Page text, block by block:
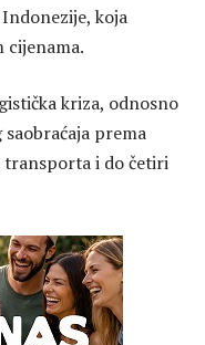
koja
cijenama.
kriza, odnosno
prema
transporta i do četiri